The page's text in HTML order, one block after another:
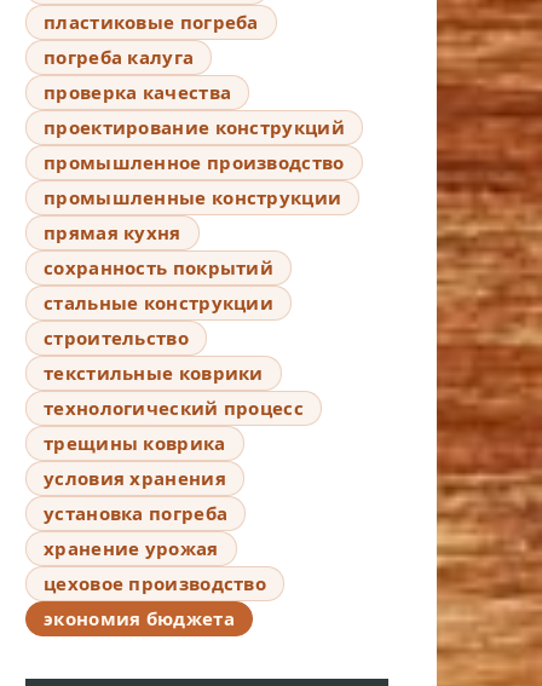
пластиковые погреба
погреба калуга
проверка качества
проектирование конструкций
промышленное производство
промышленные конструкции
прямая кухня
сохранность покрытий
стальные конструкции
строительство
текстильные коврики
технологический процесс
трещины коврика
условия хранения
установка погреба
хранение урожая
цеховое производство
экономия бюджета